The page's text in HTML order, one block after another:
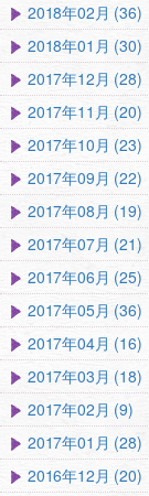
2018年02月 (36)
2018年01月 (30)
2017年12月 (28)
2017年11月 (20)
2017年10月 (23)
2017年09月 (22)
2017年08月 (19)
2017年07月 (21)
2017年06月 (25)
2017年05月 (36)
2017年04月 (16)
2017年03月 (18)
2017年02月 (9)
2017年01月 (28)
2016年12月 (20)